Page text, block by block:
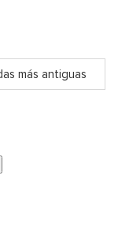
más antiguas